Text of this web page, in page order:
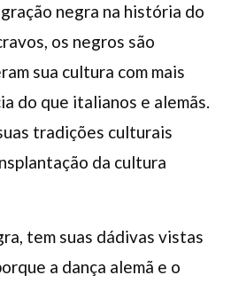
negra na história do
os negros são
sua cultura com mais
do que italianos e alemãs.
tradições culturais
da cultura
tem suas dádivas vistas
a dança alemã e o